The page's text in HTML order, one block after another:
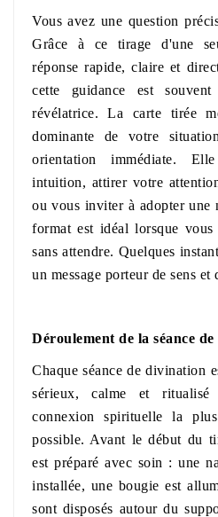
Vous avez une question
Grâce à ce tirage d'une
réponse rapide, claire et
cette guidance est
révélatrice. La carte tirée
dominante de votre
orientation immédiate.
intuition, attirer votre
ou vous inviter à adopter une
format est idéal lorsque vous
sans attendre. Quelques
un message porteur de sens et
Déroulement de la séance
Chaque séance de divination
sérieux, calme et
connexion spirituelle la
possible. Avant le début du
est préparé avec soin : une
installée, une bougie est
sont disposés autour du